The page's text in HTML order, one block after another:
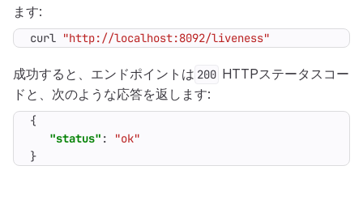
ます:
curl "http://localhost:8092/liveness"
成功すると、エンドポイントは 200 HTTPステータスコー
ドと、次のような応答を返します:
{
"status" :
"ok"
}